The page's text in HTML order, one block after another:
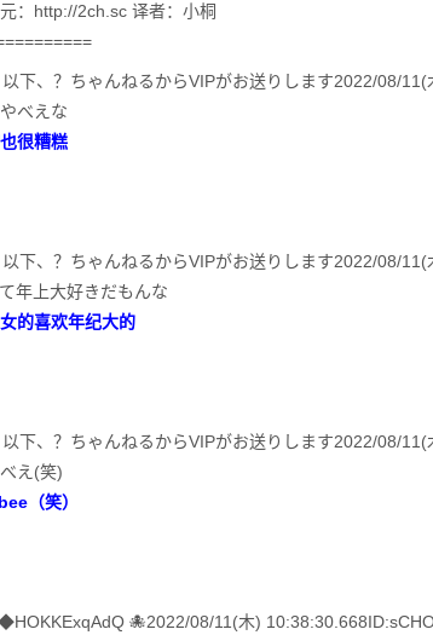
：http://2ch.sc 译者：小桐
下、？ちゃんねるからVIPがお送りします2022/08/
べえな
很糟糕
下、？ちゃんねるからVIPがお送りします2022/08/
年上大好きだもんな
的喜欢年纪大的
下、？ちゃんねるからVIPがお送りします2022/08/
え(笑)
（笑）
🐙2022/08/11(木)